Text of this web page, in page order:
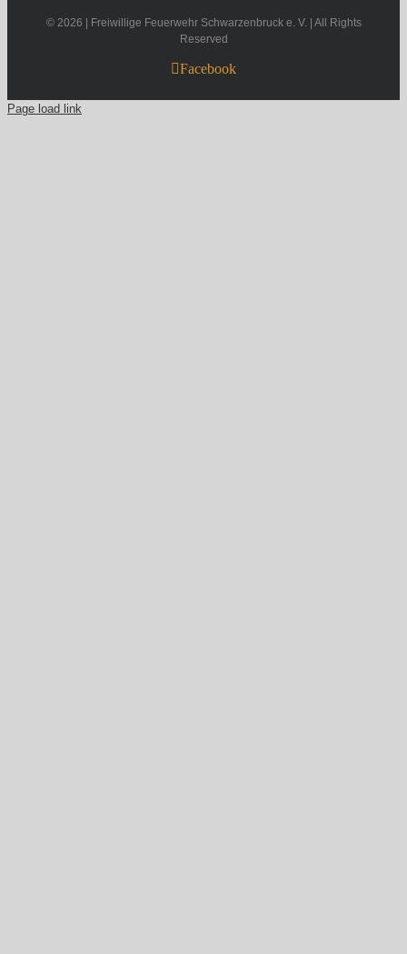
© 2026 | Freiwillige Feuerwehr Schwarzenbruck e. V. | All Rights
Reserved
Facebook
Page load link